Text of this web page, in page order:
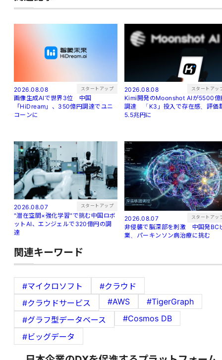
2026.08.08 スタートアップ
画像生成AIで世界3位 中国
「HiDream」、350億円調達でユニ
コーンに
2026.08.08 スタートアッ
Kimi開発のMoonshot AIが5500億
調達 「K3」投入で存在感、評価
5.5兆円に
2026.08.07 スタートアップ
"潜在空間×強化学習"で挑む中国ロボ
ットAI、エンジェルで320億円の調
達
2026.08.07 スタートアッ
非侵襲で脳深部を刺激 中国発BCI
業、パーキンソン病治療に挑む
関連キーワード
#マイクロソフト
#クラウド
#クラウドサービス
#AWS
#TigerGraph
#グラフ型データベース
#Cosmos DB
#ビッグデータ